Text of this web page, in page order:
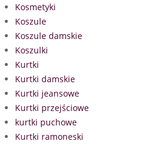
Kosmetyki
Koszule
Koszule damskie
Koszulki
Kurtki
Kurtki damskie
Kurtki jeansowe
Kurtki przejściowe
kurtki puchowe
Kurtki ramoneski